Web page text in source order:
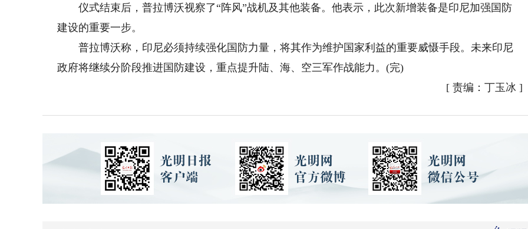
仪式结束后，普拉博沃视察了“阵风”战机及其他装备。他表示，此次新增装备是印尼加强国防
建设的重要一步。
普拉博沃称，印尼必须持续强化国防力量，将其作为维护国家利益的重要威慑手段。未来印尼
政府将继续分阶段推进国防建设，重点提升陆、海、空三军作战能力。(完)
[ 责编：丁玉冰 ]